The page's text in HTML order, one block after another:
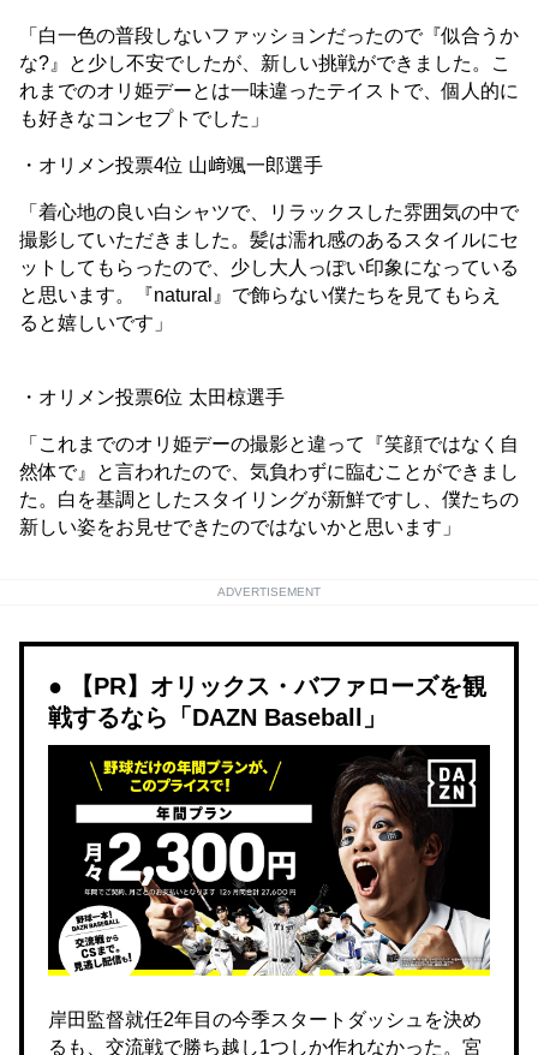
「白一色の普段しないファッションだったので『似合うか
な?』と少し不安でしたが、新しい挑戦ができました。こ
れまでのオリ姫デーとは一味違ったテイストで、個人的に
も好きなコンセプトでした」
・オリメン投票4位 山﨑颯一郎選手
「着心地の良い白シャツで、リラックスした雰囲気の中で
撮影していただきました。髪は濡れ感のあるスタイルにセ
ットしてもらったので、少し大人っぽい印象になっている
と思います。『natural』で飾らない僕たちを見てもらえ
ると嬉しいです」
・オリメン投票6位 太田椋選手
「これまでのオリ姫デーの撮影と違って『笑顔ではなく自
然体で』と言われたので、気負わずに臨むことができまし
た。白を基調としたスタイリングが新鮮ですし、僕たちの
新しい姿をお見せできたのではないかと思います」
ADVERTISEMENT
【PR】オリックス・バファローズを観
戦するなら「DAZN Baseball」
岸田監督就任2年目の今季スタートダッシュを決め
るも、交流戦で勝ち越し1つしか作れなかった。宮